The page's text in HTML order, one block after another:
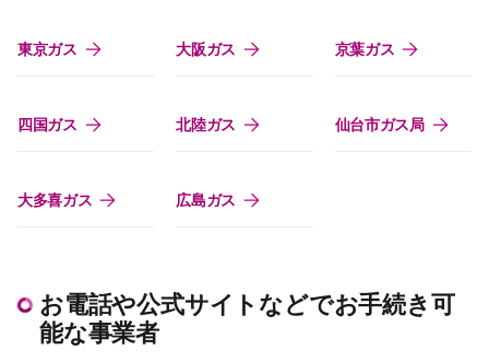
東京ガス 大阪ガス 京葉ガス
四国ガス 北陸ガス 仙台市ガス局
大多喜ガス 広島ガス
お電話や公式サイトなどでお手続き可
能な事業者